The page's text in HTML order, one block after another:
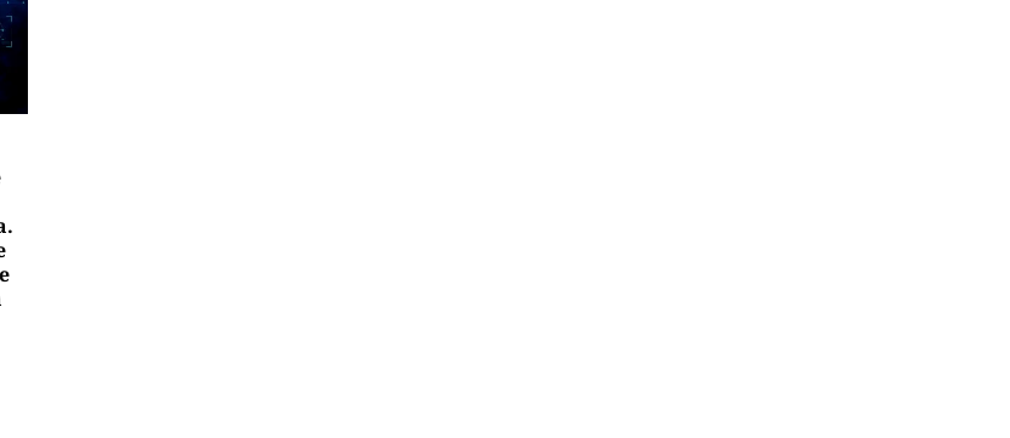
frontal conducerea PNL: „România a devenit coșul de
să devină acționar la dezvoltatorul unui terminal
gaze naturale lichefiate
tarifelor pentru rovinietă și sistemul TollRo va